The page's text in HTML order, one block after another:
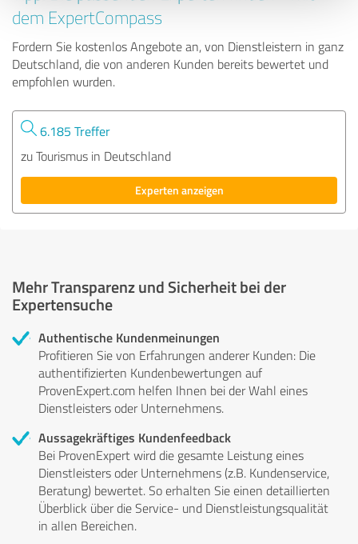
dem ExpertCompass
Fordern Sie kostenlos Angebote an, von Dienstleistern in ganz
Deutschland, die von anderen Kunden bereits bewertet und
empfohlen wurden.
6.185 Treffer
zu Tourismus in Deutschland
Experten anzeigen
Mehr Transparenz und Sicherheit bei der
Expertensuche
Authentische Kundenmeinungen
Profitieren Sie von Erfahrungen anderer Kunden: Die
authentifizierten Kundenbewertungen auf
ProvenExpert.com helfen Ihnen bei der Wahl eines
Dienstleisters oder Unternehmens.
Aussagekräftiges Kundenfeedback
Bei ProvenExpert wird die gesamte Leistung eines
Dienstleisters oder Unternehmens (z.B. Kundenservice,
Beratung) bewertet. So erhalten Sie einen detaillierten
Überblick über die Service- und Dienstleistungsqualität
in allen Bereichen.